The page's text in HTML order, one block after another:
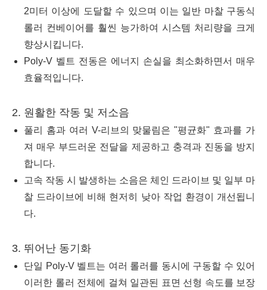
2미터 이상에 도달할 수 있으며 이는 일반 마찰 구동식
롤러 컨베이어를 훨씬 능가하여 시스템 처리량을 크게
향상시킵니다.
Poly-V 벨트 전동은 에너지 손실을 최소화하면서 매우
효율적입니다.
2. 원활한 작동 및 저소음
풀리 홈과 여러 V-리브의 맞물림은 "평균화" 효과를 가
져 매우 부드러운 전달을 제공하고 충격과 진동을 방지
합니다.
고속 작동 시 발생하는 소음은 체인 드라이브 및 일부 마
찰 드라이브에 비해 현저히 낮아 작업 환경이 개선됩니
다.
3. 뛰어난 동기화
단일 Poly-V 벨트는 여러 롤러를 동시에 구동할 수 있어
이러한 롤러 전체에 걸쳐 일관된 표면 선형 속도를 보장